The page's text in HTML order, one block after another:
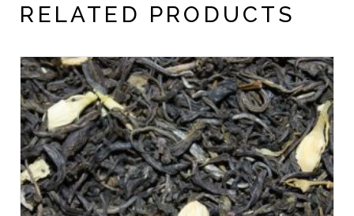
RELATED PRODUCTS